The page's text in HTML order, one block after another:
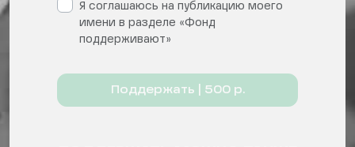
Я соглашаюсь на публикацию моего
имени в разделе «Фонд
поддерживают»
Поддержать | 500 р.